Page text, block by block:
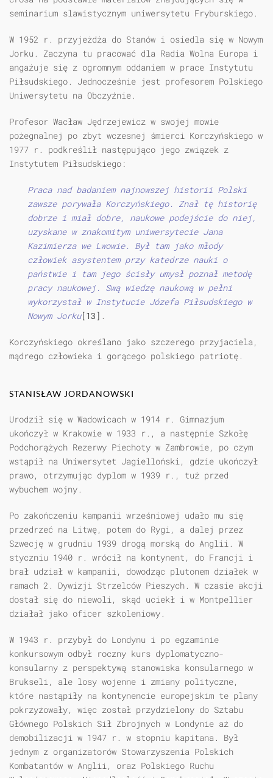
seminarium slawistycznym uniwersytetu Fryburskiego.
W 1952 r. przyjeżdża do Stanów i osiedla się w Nowym
Jorku. Zaczyna tu pracować dla Radia Wolna Europa i
angażuje się z ogromnym oddaniem w prace Instytutu
Piłsudskiego. Jednocześnie jest profesorem Polskiego
Uniwersytetu na Obczyźnie.
Profesor Wacław Jędrzejewicz w swojej mowie
pożegnalnej po zbyt wczesnej śmierci Korczyńskiego w
1977 r. podkreślił następująco jego związek z
Instytutem Piłsudskiego:
Praca nad badaniem najnowszej historii Polski
zawsze porywała Korczyńskiego. Znał tę historię
dobrze i miał dobre, naukowe podejście do niej,
uzyskane w znakomitym uniwersytecie Jana
Kazimierza we Lwowie. Był tam jako młody
człowiek asystentem przy katedrze nauki o
państwie i tam jego ścisły umysł poznał metodę
pracy naukowej. Swą wiedzę naukową w pełni
wykorzystał w Instytucie Józefa Piłsudskiego w
Nowym Jorku[13] .
Korczyńskiego określano jako szczerego przyjaciela,
mądrego człowieka i gorącego polskiego patriotę.
STANISŁAW JORDANOWSKI
Urodził się w Wadowicach w 1914 r. Gimnazjum
ukończył w Krakowie w 1933 r., a następnie Szkołę
Podchorążych Rezerwy Piechoty w Zambrowie, po czym
wstąpił na Uniwersytet Jagielloński, gdzie ukończył
prawo, otrzymując dyplom w 1939 r., tuż przed
wybuchem wojny.
Po zakończeniu kampanii wrześniowej udało mu się
przedrzeć na Litwę, potem do Rygi, a dalej przez
Szwecję w grudniu 1939 drogą morską do Anglii. W
styczniu 1940 r. wrócił na kontynent, do Francji i
brał udział w kampanii, dowodząc plutonem działek w
ramach 2. Dywizji Strzelców Pieszych. W czasie akcji
dostał się do niewoli, skąd uciekł i w Montpellier
działał jako oficer szkoleniowy.
W 1943 r. przybył do Londynu i po egzaminie
konkursowym odbył roczny kurs dyplomatyczno-
konsularny z perspektywą stanowiska konsularnego w
Brukseli, ale losy wojenne i zmiany polityczne,
które nastąpiły na kontynencie europejskim te plany
pokrzyżowały, więc został przydzielony do Sztabu
Głównego Polskich Sił Zbrojnych w Londynie aż do
demobilizacji w 1947 r. w stopniu kapitana. Był
jednym z organizatorów Stowarzyszenia Polskich
Kombatantów w Anglii, oraz Polskiego Ruchu